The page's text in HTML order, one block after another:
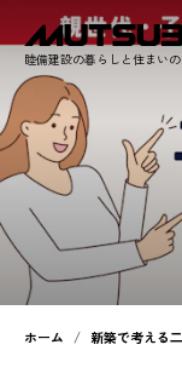
睦備建設の暮らしと住まい
ホーム 新築で考える